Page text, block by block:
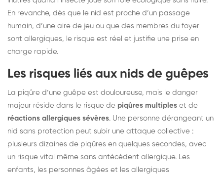
En revanche, dès que le nid est proche d’un passage
humain, d’une aire de jeu ou que des membres du foyer
sont allergiques, le risque est réel et justifie une prise en
charge rapide.
Les risques liés aux nids de guêpes
La piqûre d’une guêpe est douloureuse, mais le danger
majeur réside dans le risque de piqûres multiples et de
réactions allergiques sévères. Une personne dérangeant un
nid sans protection peut subir une attaque collective :
plusieurs dizaines de piqûres en quelques secondes, avec
un risque vital même sans antécédent allergique. Les
enfants, les personnes âgées et les allergiques